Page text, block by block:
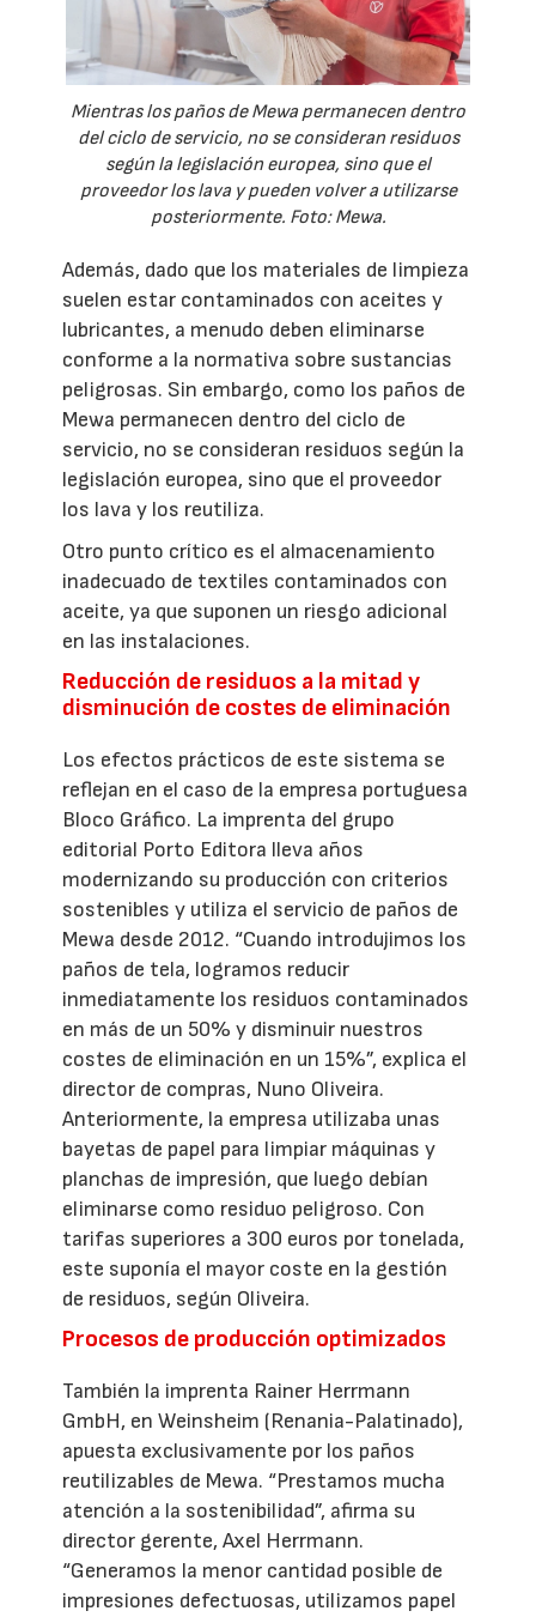
Mientras los paños de Mewa permanecen dentro
del ciclo de servicio, no se consideran residuos
según la legislación europea, sino que el
proveedor los lava y pueden volver a utilizarse
posteriormente. Foto: Mewa.
Además, dado que los materiales de limpieza
suelen estar contaminados con aceites y
lubricantes, a menudo deben eliminarse
conforme a la normativa sobre sustancias
peligrosas. Sin embargo, como los paños de
Mewa permanecen dentro del ciclo de
servicio, no se consideran residuos según la
legislación europea, sino que el proveedor
los lava y los reutiliza.
Otro punto crítico es el almacenamiento
inadecuado de textiles contaminados con
aceite, ya que suponen un riesgo adicional
en las instalaciones.
Reducción de residuos a la mitad y
disminución de costes de eliminación
Los efectos prácticos de este sistema se
reflejan en el caso de la empresa portuguesa
Bloco Gráfico. La imprenta del grupo
editorial Porto Editora lleva años
modernizando su producción con criterios
sostenibles y utiliza el servicio de paños de
Mewa desde 2012. “Cuando introdujimos los
paños de tela, logramos reducir
inmediatamente los residuos contaminados
en más de un 50% y disminuir nuestros
costes de eliminación en un 15%”, explica el
director de compras, Nuno Oliveira.
Anteriormente, la empresa utilizaba unas
bayetas de papel para limpiar máquinas y
planchas de impresión, que luego debían
eliminarse como residuo peligroso. Con
tarifas superiores a 300 euros por tonelada,
este suponía el mayor coste en la gestión
de residuos, según Oliveira.
Procesos de producción optimizados
También la imprenta Rainer Herrmann
GmbH, en Weinsheim (Renania-Palatinado),
apuesta exclusivamente por los paños
reutilizables de Mewa. “Prestamos mucha
atención a la sostenibilidad”, afirma su
director gerente, Axel Herrmann.
“Generamos la menor cantidad posible de
impresiones defectuosas, utilizamos papel